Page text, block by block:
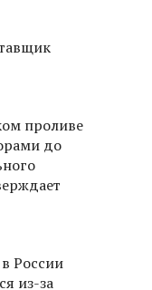
проливе
до
России
из-за